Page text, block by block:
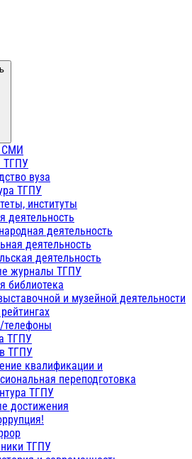
СМИ
ТГПУ
вуза
ТГПУ
институты
деятельность
деятельность
деятельность
деятельность
журналы ТГПУ
библиотека
и музейной деятельности
телефоны
ТГПУ
ТГПУ
квалификации и
переподготовка
ТГПУ
достижения
ТГПУ